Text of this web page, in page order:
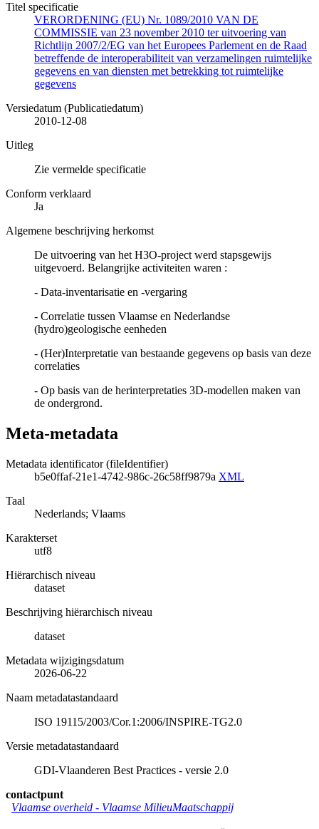
Titel specificatie
VERORDENING (EU) Nr. 1089/2010 VAN DE
COMMISSIE van 23 november 2010 ter uitvoering van
Richtlijn 2007/2/EG van het Europees Parlement en de Raad
betreffende de interoperabiliteit van verzamelingen ruimtelijke
gegevens en van diensten met betrekking tot ruimtelijke
gegevens
Versiedatum (Publicatiedatum)
2010-12-08
Uitleg
Zie vermelde specificatie
Conform verklaard
Ja
Algemene beschrijving herkomst
De uitvoering van het H3O-project werd stapsgewijs
uitgevoerd. Belangrijke activiteiten waren :
- Data-inventarisatie en -vergaring
- Correlatie tussen Vlaamse en Nederlandse
(hydro)geologische eenheden
- (Her)Interpretatie van bestaande gegevens op basis van deze
correlaties
- Op basis van de herinterpretaties 3D-modellen maken van
de ondergrond.
Meta-metadata
Metadata identificator (fileIdentifier)
b5e0ffaf-21e1-4742-986c-26c58ff9879a XML
Taal
Nederlands; Vlaams
Karakterset
utf8
Hiërarchisch niveau
dataset
Beschrijving hiërarchisch niveau
dataset
Metadata wijzigingsdatum
2026-06-22
Naam metadatastandaard
ISO 19115/2003/Cor.1:2006/INSPIRE-TG2.0
Versie metadatastandaard
GDI-Vlaanderen Best Practices - versie 2.0
contactpunt
Vlaamse overheid - Vlaamse MilieuMaatschappij